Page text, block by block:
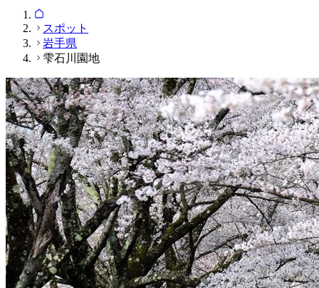
スポット
岩手県
雫石川園地